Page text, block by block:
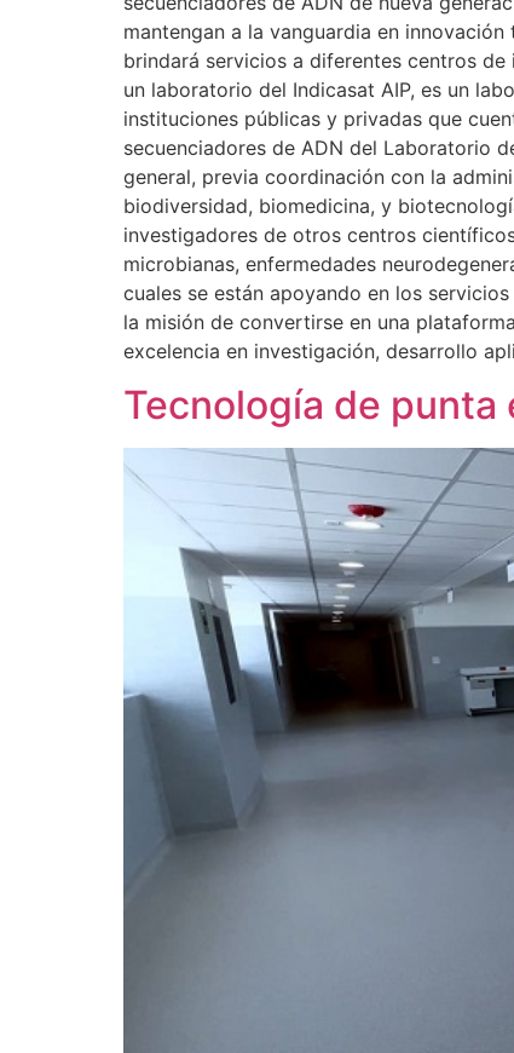
mantengan a la vanguardia en
brindará servicios a diferentes centros de
un laboratorio del Indicasat AIP, es un
instituciones públicas y privadas que
secuenciadores de ADN del Laboratorio
general, previa coordinación con la
biodiversidad, biomedicina, y
investigadores de otros centros
microbianas, enfermedades
cuales se están apoyando en los
la misión de convertirse en una
excelencia en investigación, desarrollo
Tecnología de